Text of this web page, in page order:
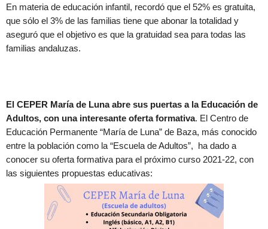
En materia de educación infantil, recordó que el 52% es gratuita,
que sólo el 3% de las familias tiene que abonar la totalidad y
aseguró que el objetivo es que la gratuidad sea para todas las
familias andaluzas.
El CEPER María de Luna abre sus puertas a la Educación de
Adultos, con una interesante oferta formativa. El Centro de
Educación Permanente “María de Luna” de Baza, más conocido
entre la población como la “Escuela de Adultos”, ha dado a
conocer su oferta formativa para el próximo curso 2021-22, con
las siguientes propuestas educativas: